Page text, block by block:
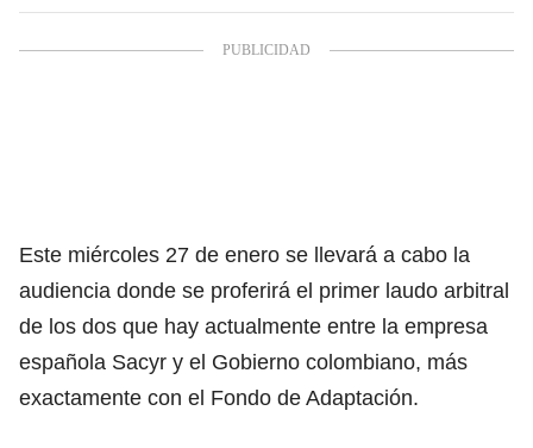
Este miércoles 27 de enero se llevará a cabo la
audiencia donde se proferirá el primer laudo arbitral
de los dos que hay actualmente entre la empresa
española Sacyr y el Gobierno colombiano, más
exactamente con el Fondo de Adaptación.